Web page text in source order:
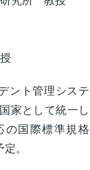
ント管理システ
家として統一し
の国際標準規格
。